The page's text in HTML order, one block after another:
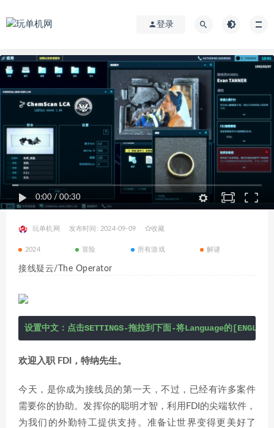
登录
0:00 / 00:30
玩单机网 发布时间: 2024-09-09 收藏
2024 冒险 所有游戏 解谜
接线疑云/The Operator
设置中文：点击SETTINGS-拖拉到下面-将Language的
欢迎入职 FDI，特纳先生。
今天，是你成为接线员的第一天，不过，已经有许多案件
需要你的协助。发挥你的聪明才智，利用FDI的尖端软件，
为我们的外勤特工提供支持。准备让世界变得更美好了